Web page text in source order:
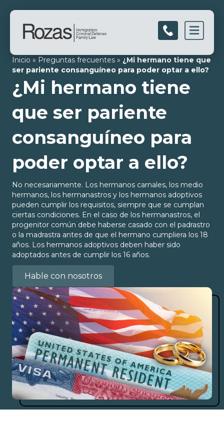
Inicio » Preguntas frecuentes » ¿Mi hermano tiene que
ser pariente consanguíneo para poder optar a ello?
¿Mi hermano tiene
que ser pariente
consanguíneo para
poder optar a ello?
No necesariamente. Los hermanos carnales, los medio
hermanos, los hermanastros y los hermanos adoptivos
pueden cumplir los requisitos, siempre que se cumplan
ciertas condiciones. En el caso de los hermanastros, el
progenitor común debe haberse casado con el padrastro
o la madrastra antes de que el hermano cumpliera los 18
años. Los hermanos adoptivos deben haber sido
adoptados antes de cumplir los 16 años.
Hable con nosotros